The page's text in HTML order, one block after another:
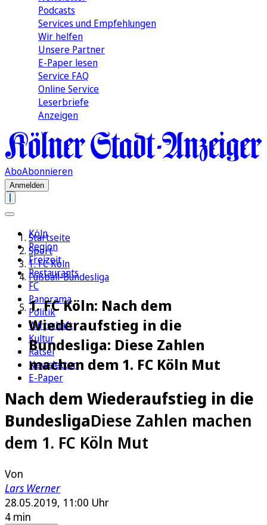
Podcasts
Services und Empfehlungen
Wir helfen
Unsere Partner
E-Paper lesen
Service FAQ
Online Service
Leserbriefe
Anzeigen
AboAbonnieren
Anmelden
Köln
Region
Freizeit
Restaurants
FC
Panorama
Politik
Wirtschaft
Kultur
Rätsel
Newsletter
E-Paper
Startseite
Sport
1. FC Köln
Fußball-Bundesliga
1. FC Köln: Nach dem
Wiederaufstieg in die
Bundesliga: Diese Zahlen
machen dem 1. FC Köln Mut
Nach dem Wiederaufstieg in die
BundesligaDiese Zahlen machen
dem 1. FC Köln Mut
Von
Lars Werner
28.05.2019, 11:00 Uhr
4 min